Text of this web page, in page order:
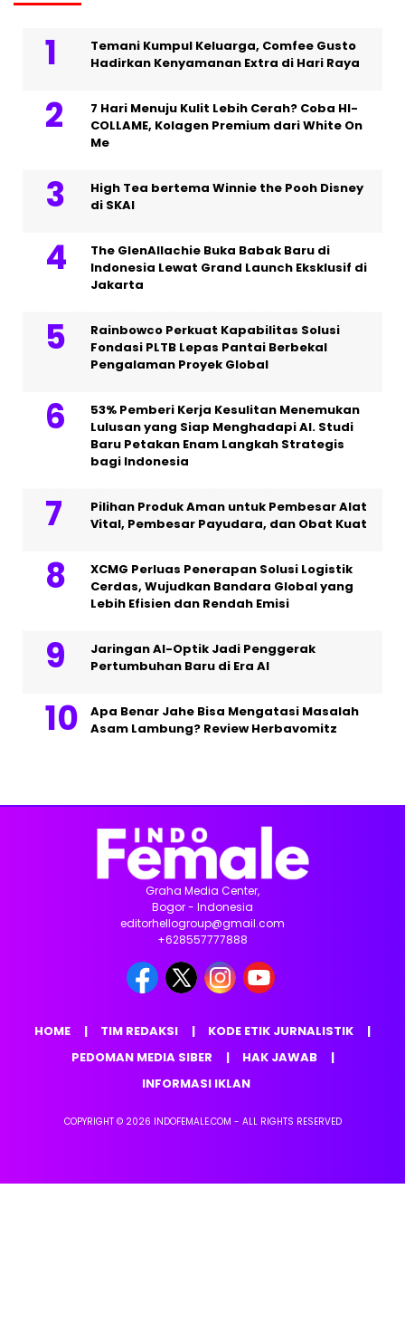
Temani Kumpul Keluarga, Comfee Gusto
Hadirkan Kenyamanan Extra di Hari Raya
7 Hari Menuju Kulit Lebih Cerah? Coba HI-
COLLAME, Kolagen Premium dari White On
Me
High Tea bertema Winnie the Pooh Disney
di SKAI
The GlenAllachie Buka Babak Baru di
Indonesia Lewat Grand Launch Eksklusif di
Jakarta
Rainbowco Perkuat Kapabilitas Solusi
Fondasi PLTB Lepas Pantai Berbekal
Pengalaman Proyek Global
53% Pemberi Kerja Kesulitan Menemukan
Lulusan yang Siap Menghadapi AI. Studi
Baru Petakan Enam Langkah Strategis
bagi Indonesia
Pilihan Produk Aman untuk Pembesar Alat
Vital, Pembesar Payudara, dan Obat Kuat
XCMG Perluas Penerapan Solusi Logistik
Cerdas, Wujudkan Bandara Global yang
Lebih Efisien dan Rendah Emisi
Jaringan AI-Optik Jadi Penggerak
Pertumbuhan Baru di Era AI
Apa Benar Jahe Bisa Mengatasi Masalah
Asam Lambung? Review Herbavomitz
Graha Media Center,
Bogor - Indonesia
editorhellogroup@gmail.com
+628557777888
HOME TIM REDAKSI
KODE ETIK JURNALISTIK
PEDOMAN MEDIA SIBER
HAK JAWAB
INFORMASI IKLAN
COPYRIGHT © 2026 INDOFEMALE.COM - ALL RIGHTS RESERVED